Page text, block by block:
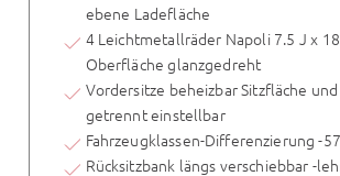
ebene Ladefläche
4 Leichtmetallräder Napoli 7.5 J x
Oberfläche glanzgedreht
Vordersitze beheizbar Sitzfläche
getrennt einstellbar
Fahrzeugklassen-Differenzierung -
Rücksitzbank längs verschiebbar -